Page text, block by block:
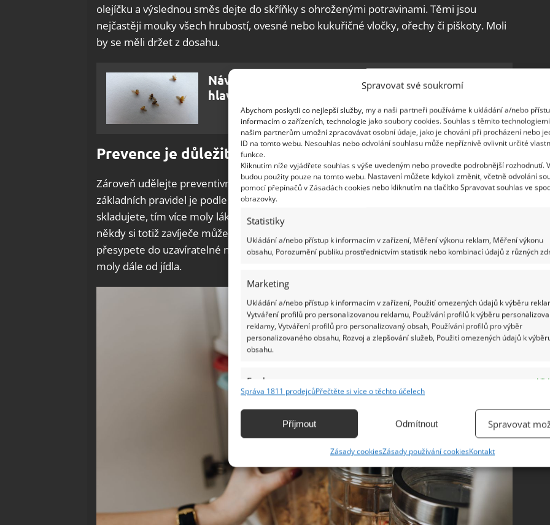
Spravovat své soukromí
Abychom poskytli co nejlepší služby, my a naši partneři používáme k ukládání a/nebo
informacím o zařízeních, technologie jako soubory cookies. Souhlas s těmito
našim partnerům umožní zpracovávat osobní údaje, jako je chování při procházení nebo
ID na tomto webu. Nesouhlas nebo odvolání souhlasu může nepříznivě ovlivnit určité
funkce.
Kliknutím níže vyjádřete souhlas s výše uvedeným nebo proveďte podrobnější rozhodnutí.
budou použity pouze na tomto webu. Nastavení můžete kdykoli změnit, včetně odvolání
pomocí přepínačů v Zásadách cookies nebo kliknutím na tlačítko Spravovat souhlas ve
obrazovky.
Statistiky
Ukládání a/nebo přístup k informacím v zařízení, Měření výkonu reklam, Měření výkonu
obsahu, Porozumění publiku prostřednictvím statistik nebo kombinací údajů z různých
Marketing
Ukládání a/nebo přístup k informacím v zařízení, Použití omezených údajů k výběru
Vytváření profilů pro personalizovanou reklamu, Používání profilů k výběru
reklamy, Vytváření profilů pro personalizovaný obsah, Používání profilů pro výběr
personalizovaného obsahu, Rozvoj a zlepšování služeb, Použití omezených údajů k
obsahu.
Funkce
Identifikace zařízení na základě automaticky přenášených informací.
základě aktivně vyžádaných informací.
Zajištění bezpečnosti, předcházení a zjišťování podvodů a
odstraňování chyb, Poskytování a zobrazování reklamy a obsahu,
Ukládání a sdělování voleb ochrany osobních údajů.
Správa 1811 prodejcůPřečtěte si více o těchto účelech
Příjmout Odmítnout Spravovat
Zásady cookiesZásady používání cookiesKontakt
olejíčku a výslednou směs dejte do skříňky s ohroženými potravinami. Těmi jsou
nejčastěji mouky všech hrubostí, ovesné nebo kukuřičné vločky, ořechy či piškoty. Moli
by se měli držet z dosahu.
Návnada na octomilky a mušky: Směs s octem v
hlavní roli zbaví domácnost vetřelců
Prevence je důležitá
Zároveň udělejte preventivní opatření, která eliminují molí hrozbu. Jedním ze
základních pravidel je podle
Pastinekupovat si příliš velké zásoby. Čím více toho doma
skladujete, tím více moly lákáte. Dobré je také
někdy si totiž zavíječe můžete přinést už z obchodu. Nejlépe to poznáte, když suroviny
přesypete do uzavíratelné nádoby, ve které je budete skladovat. I to pomůže udržet
moly dále od jídla.